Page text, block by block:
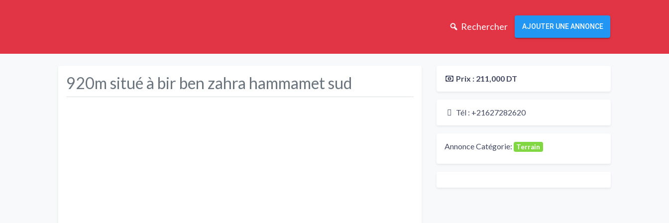
Rechercher AJOUTER UNE ANNONCE
920m situé à bir ben zahra hammamet sud Prix : 211,000 DT
Tél : +21627282620
Annonce Catégorie: Terrain